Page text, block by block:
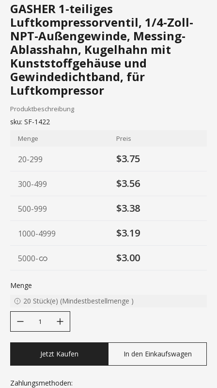
GASHER 1-teiliges
Luftkompressorventil, 1/4-Zoll-
NPT-Außengewinde, Messing-
Ablasshahn, Kugelhahn mit
Kunststoffgehäuse und
Gewindedichtband, für
Luftkompressor
Produktbeschreibung
sku: SF-1422
Menge Preis
20-299 $3.75
300-499 $3.56
500-999 $3.38
1000-4999 $3.19
5000- $3.00
Menge
20 Stück(e) (Mindestbestellmenge )
Jetzt Kaufen In den Einkaufswagen
Zahlungsmethoden: